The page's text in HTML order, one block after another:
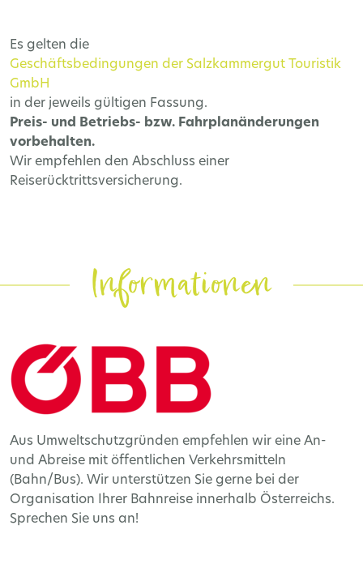
Es gelten die
Geschäftsbedingungen der Salzkammergut Touristik
GmbH
in der jeweils gültigen Fassung.
Preis- und Betriebs- bzw. Fahrplanänderungen
vorbehalten.
Wir empfehlen den Abschluss einer
Reiserücktrittsversicherung.
Informationen
Aus Umweltschutzgründen empfehlen wir eine An-
und Abreise mit öffentlichen Verkehrsmitteln
(Bahn/Bus). Wir unterstützen Sie gerne bei der
Organisation Ihrer Bahnreise innerhalb Österreichs.
Sprechen Sie uns an!